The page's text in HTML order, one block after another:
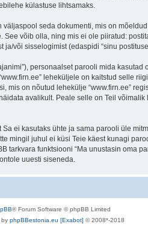
külastuse lihtsamaks.
seda dokumenti, mis on
võib olla, ning mis ei ole piiratud:
või sisselogimist (edaspidi “sinu
personaalset parooli mida
leheküljele on kaitstud selle
on nõutud lehekülje “www.firn.ee”
avalikult. Peale selle on Teil
ei kasutaks ühte ja sama parooli üle
mingil juhul ei küsi Teie käest kunagi
funktsiooni “Ma unustasin oma
uuesti siseneda.
® Forum Software © phpBB Limited
by phpBBestonia.eu [Exabot] © 2008*-2018